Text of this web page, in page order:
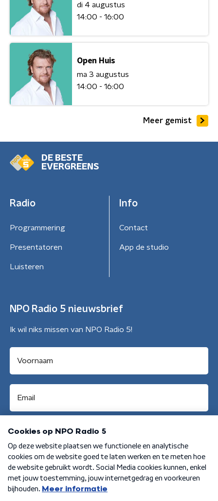
di 4 augustus
14:00 - 16:00
Open Huis
ma 3 augustus
14:00 - 16:00
Meer gemist
DE BESTE
EVERGREENS
Radio
Programmering
Presentatoren
Luisteren
Info
Contact
App de studio
NPO Radio 5 nieuwsbrief
Ik wil niks missen van NPO Radio 5!
Aanmelden
Algemene voorwaarden